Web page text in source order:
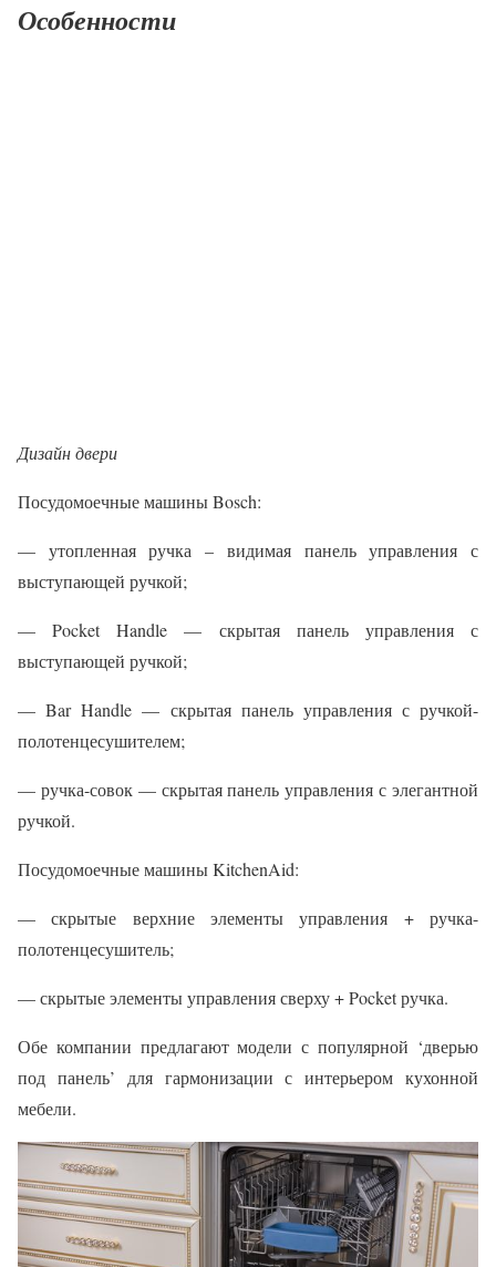
Особенности
Дизайн двери
Посудомоечные машины Bosch:
— утопленная ручка – видимая панель управления с
выступающей ручкой;
— Pocket Handle — скрытая панель управления с
выступающей ручкой;
— Bar Handle — скрытая панель управления с ручкой-
полотенцесушителем;
— ручка-совок — скрытая панель управления с элегантной
ручкой.
Посудомоечные машины KitchenAid:
— скрытые верхние элементы управления + ручка-
полотенцесушитель;
— скрытые элементы управления сверху + Pocket ручка.
Обе компании предлагают модели с популярной ‘дверью
под панель’ для гармонизации с интерьером кухонной
мебели.